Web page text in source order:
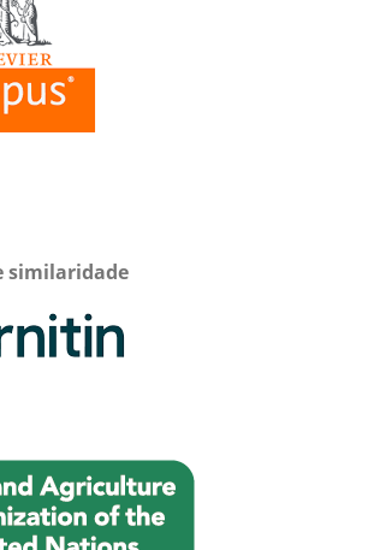
similaridade